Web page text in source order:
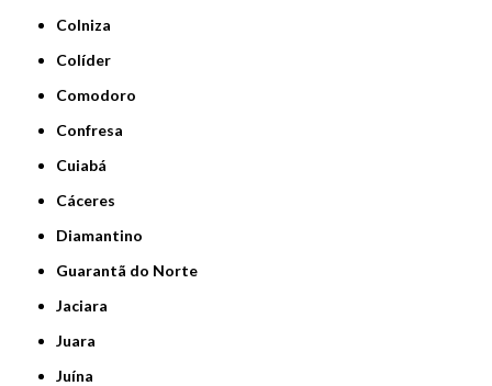
Colniza
Colíder
Comodoro
Confresa
Cuiabá
Cáceres
Diamantino
Guarantã do Norte
Jaciara
Juara
Juína